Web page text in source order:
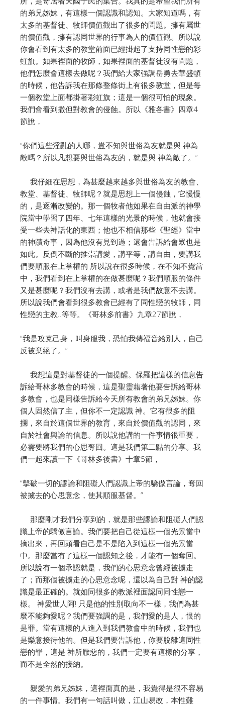
的弟兄姊妹，有這樣一個認識和認知。大家知道嗎，有
太多的基督徒、牧師價值觀出了很多的問題。擁有屬世
的價值觀，擁有認同世界的行事為人的價值觀。所以說
你會看到有太多的教堂前面已經掛起了支持同性戀的彩
虹旗。如果裡面的牧師，如果裡面的基督徒沒有問題，
他們怎麼會這樣去做呢？我們給大家強調岳勇去華盛頓
的時候，他告訴我在那條整條街上有很多教堂，但是每
一個教堂上面都掛著彩虹旗；這是一個很可怕的現象。
我們會看到撒但對教會的侵蝕。所以《雅各書》四章4
節說，
“你們這些淫亂的人哪，豈不知與世俗為友就是與 神為
敵嗎？所以凡想要與世俗為友的，就是與 神為敵了。”
我仔細在思想，為甚麼越來越多與世俗為友的教會、
教堂、基督徒、牧師呢？就是思想上一個侵蝕，它慢慢
的，是逐漸改變的。那一個牧者他如果在自由派的神學
院當中學習了四年、七年這樣的光景的時候，他就會接
受一些去神話化的東西；他也不相信那些《聖經》當中
的神蹟奇事，因為他沒有見到過；還會告訴給會眾也是
如此。反倒不斷的推崇講愛，講平等，講自由，要講我
們要順服在上掌權的 所以說在很多時候，在不知不覺當
中，我們看到在上掌權的在做甚麼呢？我們順服的條件
又是甚麼呢？我們沒有去講，或者是我們故意不去講。
所以說我們會看到很多教會已經有了同性戀的牧師，同
性戀的主教..等等。《哥林多前書》九章27節說，
“我是攻克己身，叫身服我，恐怕我傳福音給別人，自己
反被棄絕了。”
我想這是對基督徒的一個提醒。保羅把這樣的信息告
訴給哥林多教會的時候，這是聖靈藉著他要告訴給哥林
多教會，也是同樣告訴給今天所有教會的弟兄姊妹。你
個人固然信了主，但你不一定認識 神。它有很多的阻
攔，來自於這個世界的教育，來自於價值觀的認同，來
自於社會輿論的信息。所以說他講的一件事情很重要，
必需要將我們的心思奪回。這是我們第二點的分享。我
們一起來讀一下《哥林多後書》十章5節，
“擊破一切的謬論和阻礙人們認識上帝的驕傲言論，奪回
被擄去的心思意念，使其順服基督。”
那麼剛才我們分享到的，就是那些謬論和阻礙人們認
識上帝的驕傲言論。我們要把自己從這樣一個光景當中
摘出來，再回頭看自己是不是陷入到這樣一個光景當
中。那麼當有了這樣一個認知之後，才能有一個奪回。
所以說有一個承認就是，我們的心思意念曾經被擄走
了；而那個被擄走的心思意念呢，還以為自己對 神的認
識是最正確的。就如同很多的教派裡面認同同性戀一
樣。 神愛世人阿! 只是他的性別取向不一樣，我們為甚
麼不能夠愛呢？我們要強調的是，我們愛的是人，恨的
是罪。當有這樣的人進入到我們教會中的時候，我們也
是樂意接待他的。但是我們要告訴他，你要脫離這同性
戀的罪，這是 神所厭惡的，我們一定要有這樣的分享，
而不是全然的接納。
親愛的弟兄姊妹，這裡面真的是，我覺得是很不容易
的一件事情。我們有一句話叫做，江山易改，本性難